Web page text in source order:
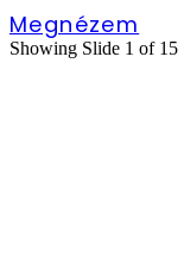
Megnézem
Showing Slide 1 of 15